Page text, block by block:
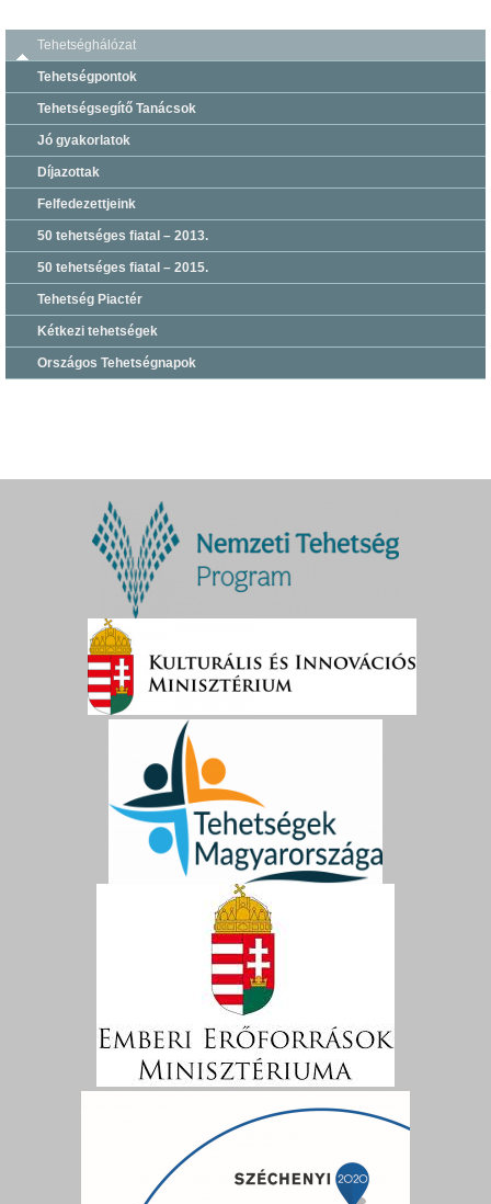
Tehetséghálózat
Tehetségpontok
Tehetségsegítő Tanácsok
Jó gyakorlatok
Díjazottak
Felfedezettjeink
50 tehetséges fiatal – 2013.
50 tehetséges fiatal – 2015.
Tehetség Piactér
Kétkezi tehetségek
Országos Tehetségnapok